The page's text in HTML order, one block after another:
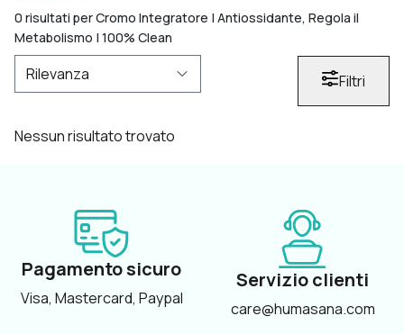
0 risultati per Cromo Integratore | Antiossidante, Regola il
Metabolismo | 100% Clean
Filtri
Nessun risultato trovato
Pagamento sicuro
Visa, Mastercard, Paypal
Servizio clienti
care@humasana.com